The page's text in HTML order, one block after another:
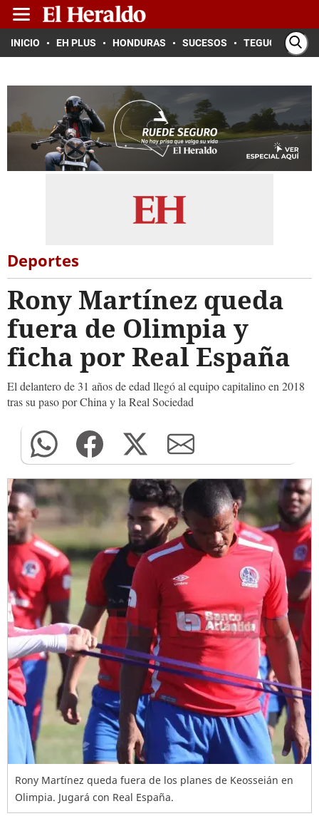
INICIO EH PLUS HONDURAS SUCESOS TEGUCIGALPA
Deportes
Rony Martínez queda
fuera de Olimpia y
ficha por Real España
El delantero de 31 años de edad llegó al equipo capitalino en 2018
tras su paso por China y la Real Sociedad
Rony Martínez queda fuera de los planes de Keosseián en
Olimpia. Jugará con Real España.